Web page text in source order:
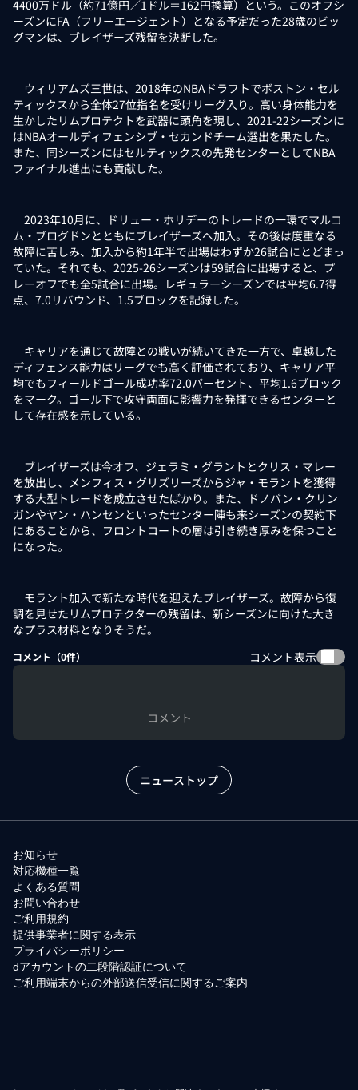
4400万ドル（約71億円／1ドル＝162円換算）という。このオフシ
ーズンにFA（フリーエージェント）となる予定だった28歳のビッ
グマンは、ブレイザーズ残留を決断した。
ウィリアムズ三世は、2018年のNBAドラフトでボストン・セル
ティックスから全体27位指名を受けリーグ入り。高い身体能力を
生かしたリムプロテクトを武器に頭角を現し、2021-22シーズンに
はNBAオールディフェンシブ・セカンドチーム選出を果たした。
また、同シーズンにはセルティックスの先発センターとしてNBA
ファイナル進出にも貢献した。
2023年10月に、ドリュー・ホリデーのトレードの一環でマルコ
ム・ブログドンとともにブレイザーズへ加入。その後は度重なる
故障に苦しみ、加入から約1年半で出場はわずか26試合にとどまっ
ていた。それでも、2025-26シーズンは59試合に出場すると、プ
レーオフでも全5試合に出場。レギュラーシーズンでは平均6.7得
点、7.0リバウンド、1.5ブロックを記録した。
キャリアを通じて故障との戦いが続いてきた一方で、卓越した
ディフェンス能力はリーグでも高く評価されており、キャリア平
均でもフィールドゴール成功率72.0パーセント、平均1.6ブロック
をマーク。ゴール下で攻守両面に影響力を発揮できるセンターと
して存在感を示している。
ブレイザーズは今オフ、ジェラミ・グラントとクリス・マレー
を放出し、メンフィス・グリズリーズからジャ・モラントを獲得
する大型トレードを成立させたばかり。また、ドノバン・クリン
ガンやヤン・ハンセンといったセンター陣も来シーズンの契約下
にあることから、フロントコートの層は引き続き厚みを保つこと
になった。
モラント加入で新たな時代を迎えたブレイザーズ。故障から復
調を見せたリムプロテクターの残留は、新シーズンに向けた大き
なプラス材料となりそうだ。
コメント（0件） コメント表示
コメント
ニューストップ
お知らせ
対応機種一覧
よくある質問
お問い合わせ
ご利用規約
提供事業者に関する表示
プライバシーポリシー
dアカウントの二段階認証について
ご利用端末からの外部送信受信に関するご案内